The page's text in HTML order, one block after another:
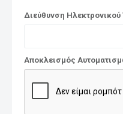
Διεύθυνση Ηλεκτρονικού
Αποκλεισμός